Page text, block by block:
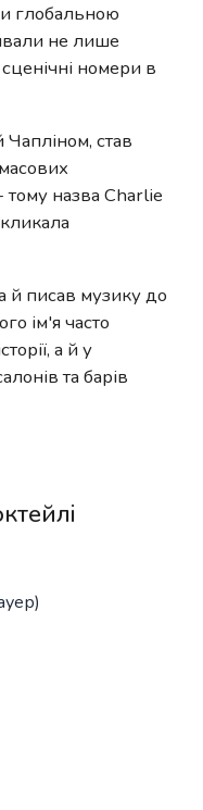
глобальною
не лише
сценічні номери в
став
назва Charlie
й писав музику до
ім'я часто
а й у
та барів